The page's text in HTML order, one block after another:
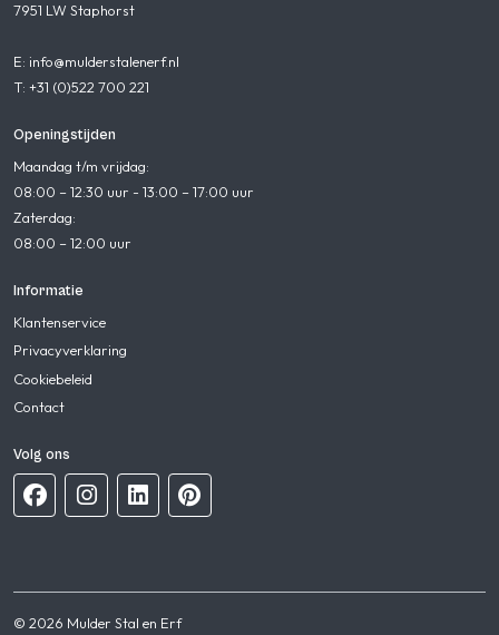
7951 LW Staphorst
E: info@mulderstalenerf.nl
T: +31 (0)522 700 221
Openingstijden
Maandag t/m vrijdag:
08:00 – 12:30 uur - 13:00 – 17:00 uur
Zaterdag:
08:00 – 12:00 uur
Informatie
Klantenservice
Privacyverklaring
Cookiebeleid
Contact
Volg ons
© 2026 Mulder Stal en Erf